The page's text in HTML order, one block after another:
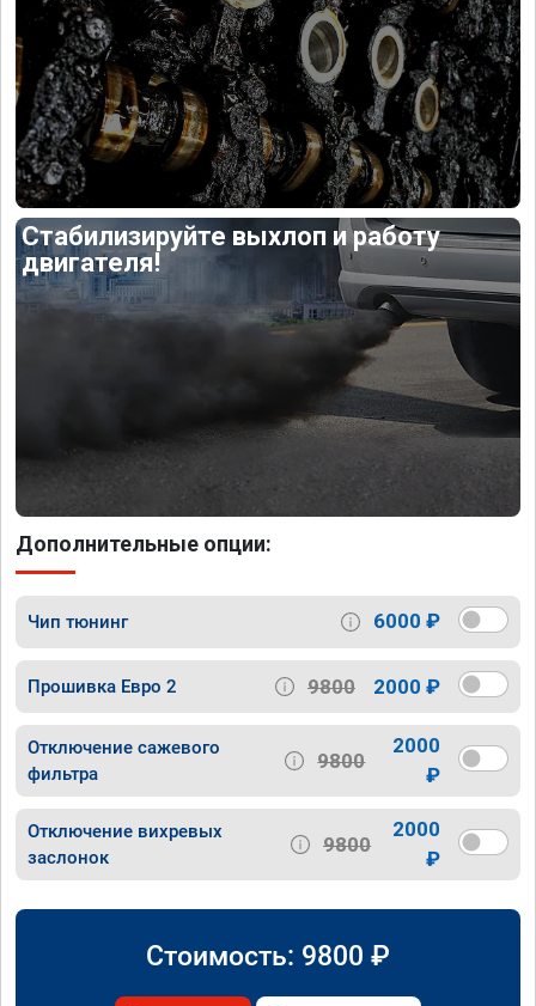
Стабилизируйте выхлоп и работу
двигателя!
Дополнительные опции:
Чип тюнинг 6000 ₽
Прошивка Евро 2 9800 2000 ₽
Отключение сажевого
фильтра
9800
2000
₽
Отключение вихревых
заслонок
9800
2000
₽
Стоимость: 9800 ₽